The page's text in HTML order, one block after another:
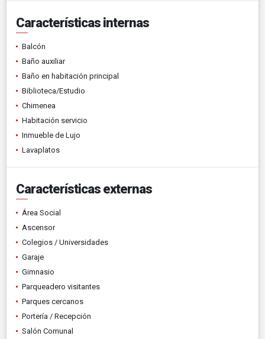
Características internas
Balcón
Baño auxiliar
Baño en habitación principal
Biblioteca/Estudio
Chimenea
Habitación servicio
Inmueble de Lujo
Lavaplatos
Características externas
Área Social
Ascensor
Colegios / Universidades
Garaje
Gimnasio
Parqueadero visitantes
Parques cercanos
Portería / Recepción
Salón Comunal